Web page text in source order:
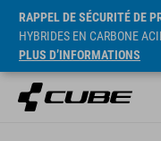
RAPPEL DE SÉCURITÉ DE
HYBRIDES EN CARBONE
PLUS D’INFORMATIONS